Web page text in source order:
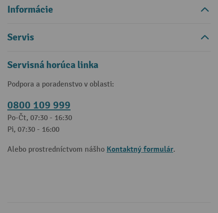
Informácie
Servis
Servisná horúca linka
Podpora a poradenstvo v oblasti:
0800 109 999
Po-Čt, 07:30 - 16:30
Pi, 07:30 - 16:00
Alebo prostredníctvom nášho Kontaktný formulár.